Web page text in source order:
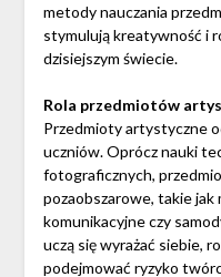
metody nauczania
stymulują kreatywność i
dzisiejszym świecie.
Rola przedmiotów
Przedmioty artystyczne
uczniów. Oprócz nauki
fotograficznych,
pozaobszarowe, takie jak
komunikacyjne czy
uczą się wyrażać siebie,
podejmować ryzyko